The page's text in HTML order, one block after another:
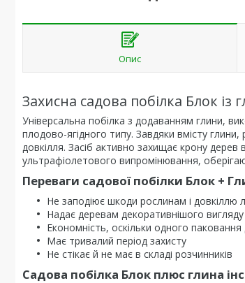
Опис
Захисна садова побілка Блок із
Універсальна побілка з додаванням глини,
плодово-ягідного типу. Завдяки вмісту
довкілля. Засіб активно захищає крону дерев
ультрафіолетового випромінювання,
Переваги садової побілки Блок +
Не заподіює шкоди рослинам і довкіллю
Надає деревам декоративнішого вигляду
Економність, оскільки одного
Має тривалий період захисту
Не стікає й не має в складі розчинників
Садова побілка Блок плюс глина